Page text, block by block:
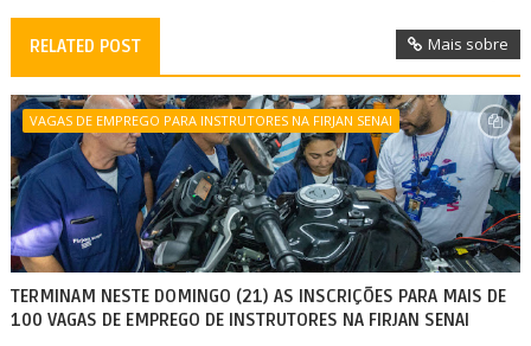
RELATED POST Mais sobre
VAGAS DE EMPREGO PARA INSTRUTORES NA FIRJAN SENAI
TERMINAM NESTE DOMINGO (21) AS INSCRIÇÕES PARA MAIS DE
100 VAGAS DE EMPREGO DE INSTRUTORES NA FIRJAN SENAI